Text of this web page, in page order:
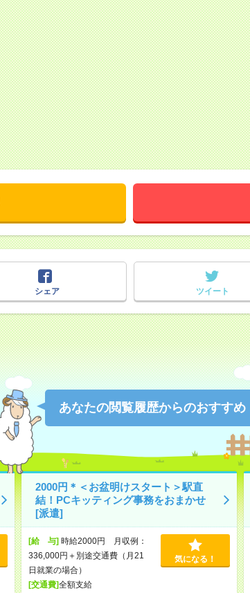
シェア
ツイート
あなたの閲覧履歴からのおすすめ
2000円＊＜お盆明けスタート＞駅直
結！PCキッティング事務をおまかせ
[派遣]
[給 与]時給2000円 月収例：
336,000円＋別途交通費（月21
日就業の場合）
[交通費]全額支給
気になる！